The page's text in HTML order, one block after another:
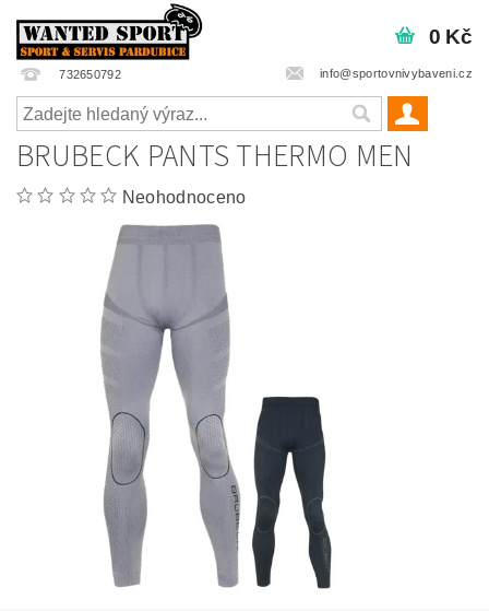
732650792 info@sportovnivybaveni.cz
0 Kč
BRUBECK PANTS THERMO MEN
Neohodnoceno